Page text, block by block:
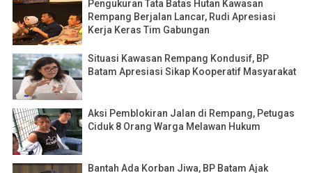
Pengukuran Tata Batas Hutan Kawasan
Rempang Berjalan Lancar, Rudi Apresiasi
Kerja Keras Tim Gabungan
Situasi Kawasan Rempang Kondusif, BP
Batam Apresiasi Sikap Kooperatif Masyarakat
Aksi Pemblokiran Jalan di Rempang, Petugas
Ciduk 8 Orang Warga Melawan Hukum
Bantah Ada Korban Jiwa, BP Batam Ajak